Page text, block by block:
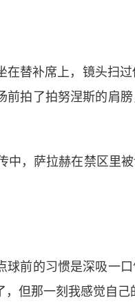
在替补席上，镜头扫
前拍了拍努涅斯的肩
中，萨拉赫在禁区里
球前的习惯是深吸一
但那一刻我感觉自己